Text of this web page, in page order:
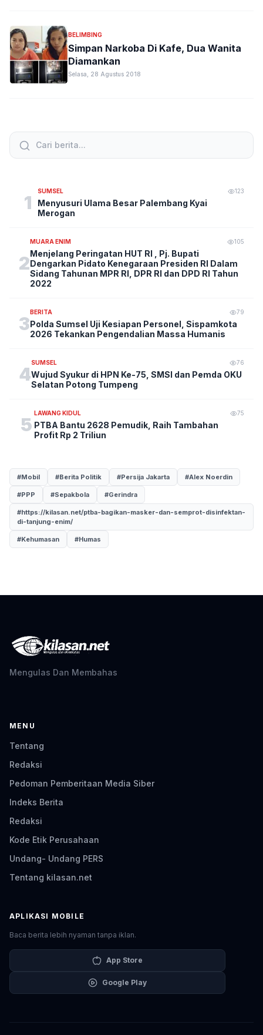
BELIMBING
Simpan Narkoba Di Kafe, Dua Wanita
Diamankan
Selasa, 28 Agustus 2018
1
SUMSEL 123
Menyusuri Ulama Besar Palembang Kyai
Merogan
2
MUARA ENIM 105
Menjelang Peringatan HUT RI , Pj. Bupati
Dengarkan Pidato Kenegaraan Presiden RI Dalam
Sidang Tahunan MPR RI, DPR RI dan DPD RI Tahun
2022
3
BERITA 79
Polda Sumsel Uji Kesiapan Personel, Sispamkota
2026 Tekankan Pengendalian Massa Humanis
4
SUMSEL 76
Wujud Syukur di HPN Ke-75, SMSI dan Pemda OKU
Selatan Potong Tumpeng
5
LAWANG KIDUL 75
PTBA Bantu 2628 Pemudik, Raih Tambahan
Profit Rp 2 Triliun
#Mobil #Berita Politik #Persija Jakarta #Alex Noerdin
#PPP #Sepakbola #Gerindra
#https://kilasan.net/ptba-bagikan-masker-dan-semprot-disinfektan-
di-tanjung-enim/
#Kehumasan #Humas
Mengulas Dan Membahas
MENU
Tentang
Redaksi
Pedoman Pemberitaan Media Siber
Indeks Berita
Redaksi
Kode Etik Perusahaan
Undang- Undang PERS
Tentang kilasan.net
APLIKASI MOBILE
Baca berita lebih nyaman tanpa iklan.
App Store
Google Play